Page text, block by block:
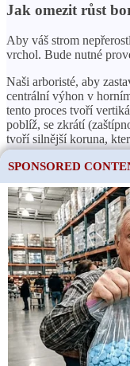
Jak omezit růst
Aby váš strom
vrchol. Bude nutné
Naši arboristé, aby
centrální výhon v
tento proces tvoří
poblíž, se zkrátí
tvoří silnější koruna,
Všechny “svíčky” jsou
poškozuje vytvořené
SPONSORED